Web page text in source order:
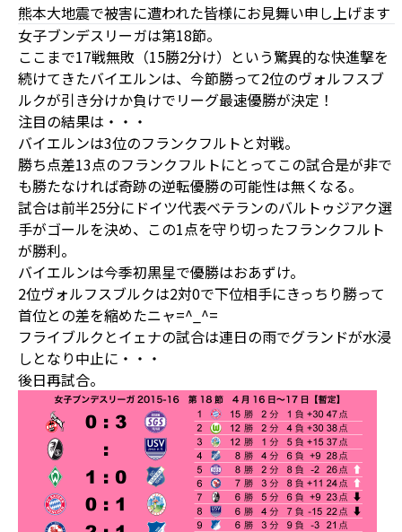
熊本大地震で被害に遭われた皆様にお見舞い申し上げます
女子ブンデスリーガは第18節。
ここまで17戦無敗（15勝2分け）という驚異的な快進撃を
続けてきたバイエルンは、今節勝って2位のヴォルフスブ
ルクが引き分けか負けでリーグ最速優勝が決定！
注目の結果は・・・
バイエルンは3位のフランクフルトと対戦。
勝ち点差13点のフランクフルトにとってこの試合是が非で
も勝たなければ奇跡の逆転優勝の可能性は無くなる。
試合は前半25分にドイツ代表ベテランのバルトゥジアク選
手がゴールを決め、この1点を守り切ったフランクフルト
が勝利。
バイエルンは今季初黒星で優勝はおあずけ。
2位ヴォルフスブルクは2対0で下位相手にきっちり勝って
首位との差を縮めたニャ=^_^=
フライブルクとイェナの試合は連日の雨でグランドが水浸
しとなり中止に・・・
後日再試合。